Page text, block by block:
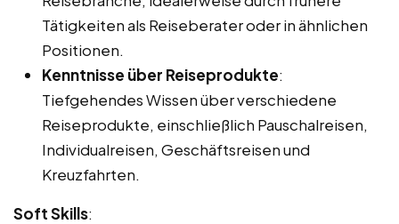
Tätigkeiten als Reiseberater oder in ähnlichen
Positionen.
Kenntnisse über Reiseprodukte:
Tiefgehendes Wissen über verschiedene
Reiseprodukte, einschließlich Pauschalreisen,
Individualreisen, Geschäftsreisen und
Kreuzfahrten.
Soft Skills: